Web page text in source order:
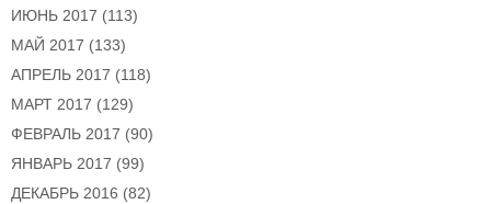
ИЮНЬ 2017 (113)
МАЙ 2017 (133)
АПРЕЛЬ 2017 (118)
МАРТ 2017 (129)
ФЕВРАЛЬ 2017 (90)
ЯНВАРЬ 2017 (99)
ДЕКАБРЬ 2016 (82)